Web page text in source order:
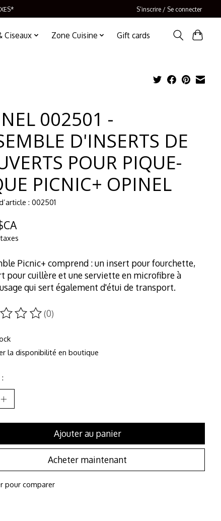
S’inscrire / Se connecter
Ciseaux Zone Cuisine Gift cards
002501 -
D'INSERTS DE
POUR PIQUE-
PICNIC+ OPINEL
: 002501
Picnic+ comprend : un insert pour fourchette,
pour cuillère et une serviette en microfibre à
qui sert également d'étui de transport.
est évalué à
(0)
la disponibilité en boutique
Ajouter au panier
Acheter maintenant
pour comparer